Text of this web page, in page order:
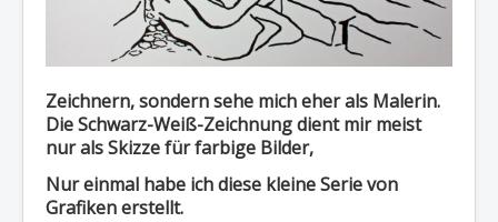
Zeichnern, sondern sehe mich eher als Malerin.
Die Schwarz-Weiß-Zeichnung dient mir meist
nur als Skizze für farbige Bilder,
Nur einmal habe ich diese kleine Serie von
Grafiken erstellt.